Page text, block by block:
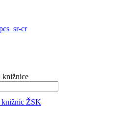
knižníc ŽSK
knižnice